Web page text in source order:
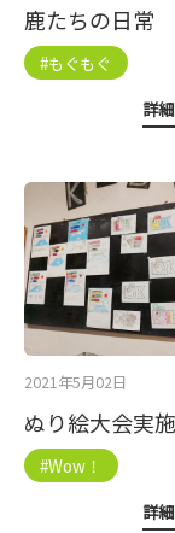
鹿たちの日常
#もぐもぐ
詳
2021年5月02日
ぬり絵大会実
#Wow！
詳